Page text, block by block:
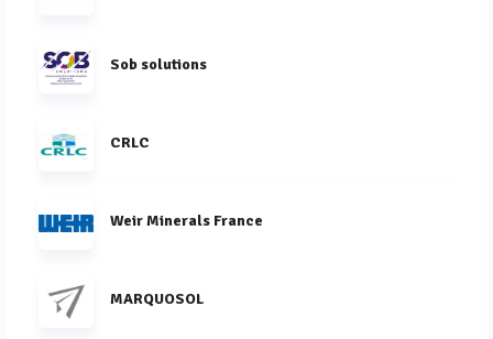
Sob solutions
CRLC
Weir Minerals France
MARQUOSOL